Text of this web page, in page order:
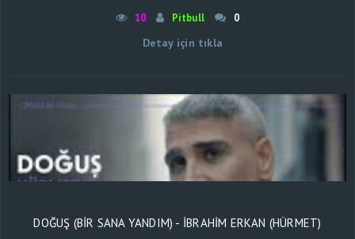
10 Pitbull 0
Detay için tıkla
DOĞUŞ (BIR SANA YANDIM) - İBRAHIM ERKAN (HÜRMET)